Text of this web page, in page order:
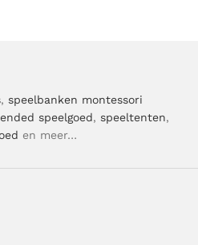
, speelbanken montessori
speelgoed, speeltenten,
en meer…